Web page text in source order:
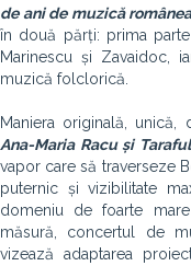
de ani de muzică
în două părți: prima
Marinescu și Zavaidoc,
muzică folclorică.
Maniera originală, unică,
Ana-Maria Racu și Taraful
vapor care să traverseze
puternic și vizibilitate
domeniu de foarte
măsură, concertul de
vizează adaptarea